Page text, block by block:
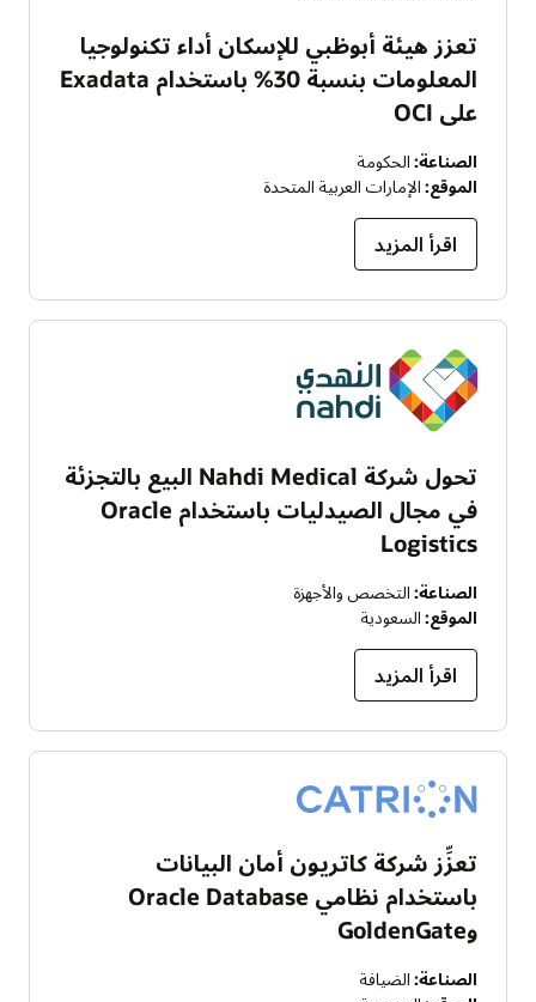
تعزز هيئة أبوظبي للإسكان أداء تكنولوجيا
المعلومات بنسبة 30% باستخدام Exadata
على OCI
الصناعة: الحكومة
الموقع: الإمارات العربية المتحدة
اقرأ المزيد
تحول شركة Nahdi Medical البيع بالتجزئة
في مجال الصيدليات باستخدام Oracle
Logistics
الصناعة: التخصص والأجهزة
الموقع: السعودية
اقرأ المزيد
تعزِّز شركة كاتريون أمان البيانات
باستخدام نظامي Oracle Database
وGoldenGate
الصناعة: الضيافة